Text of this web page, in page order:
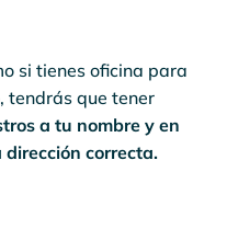
si tienes oficina para
que tener
a tu nombre y en
correcta.